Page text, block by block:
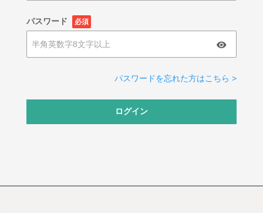
パスワード 必須
パスワードを忘れた方はこちら >
ログイン